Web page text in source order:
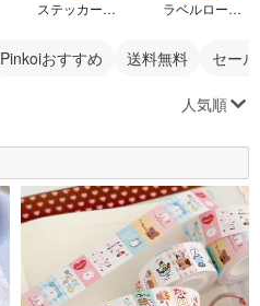
ステッカーロール ラベルロールシール
Pinkoiおすすめ 送料無料 セー
人気順